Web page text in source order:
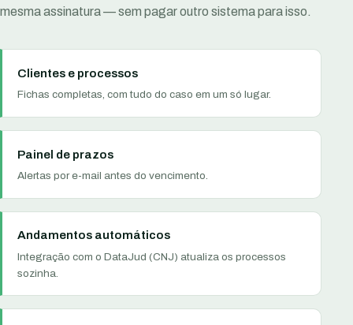
mesma assinatura — sem pagar outro sistema para isso.
Clientes e processos
Fichas completas, com tudo do caso em um só lugar.
Painel de prazos
Alertas por e-mail antes do vencimento.
Andamentos automáticos
Integração com o DataJud (CNJ) atualiza os processos
sozinha.